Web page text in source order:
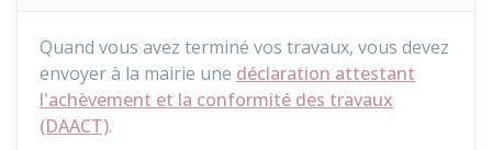
Quand vous avez terminé vos travaux, vous devez
envoyer à la mairie une déclaration attestant
l'achèvement et la conformité des travaux
(DAACT).